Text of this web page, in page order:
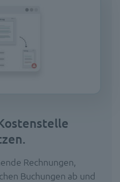
Rechnungen,
Buchungen ab und